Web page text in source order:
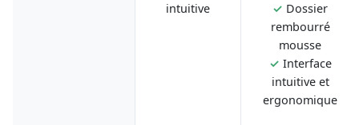
intuitive
✓ Dossier
rembourré
mousse
✓ Interface
intuitive et
ergonomique